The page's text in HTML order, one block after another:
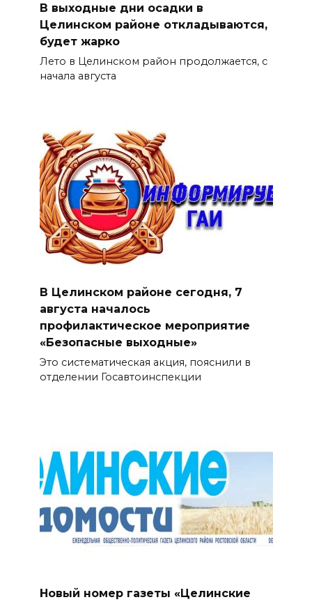
В выходные дни осадки в
Целинском районе откладываются,
будет жарко
Лето в Целинском район продолжается, с
начала августа
В Целинском районе сегодня, 7
августа началось
профилактическое мероприятие
«Безопасные выходные»
Это систематическая акция, пояснили в
отделении Госавтоинспекции
Новый номер газеты «Целинские